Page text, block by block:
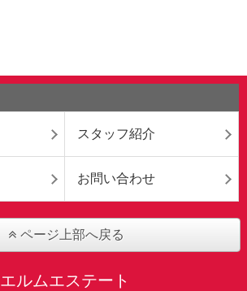
スタッフ紹介
お問い合わせ
ページ上部へ戻る
エルムエステート